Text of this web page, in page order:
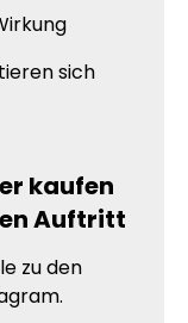
sich
kaufen
Auftritt
zu den